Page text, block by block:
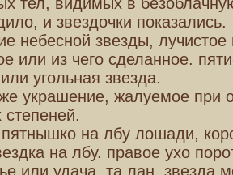
и звездочки показались.
небесной звезды,
или из чего сделанное.
угольная звезда.
же украшение, жалуемое при
пятнышко на лбу лошади,
на лбу. правое ухо
или удача, та лан. звезда